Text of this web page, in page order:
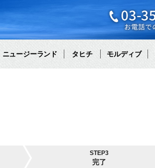
ニュージーランド タヒチ モルディブ
STEP3
完了